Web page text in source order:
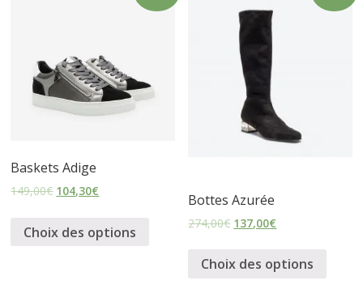
h
a
Baskets Adige
149,00€ 104,30€
Choix des options
Bottes Azurée
274,00€ 137,00€
Choix des options